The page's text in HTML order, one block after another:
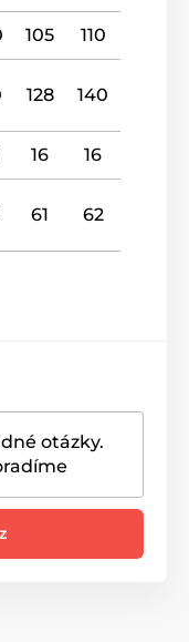
105 110
128 140
16 16
61 62
otázky.